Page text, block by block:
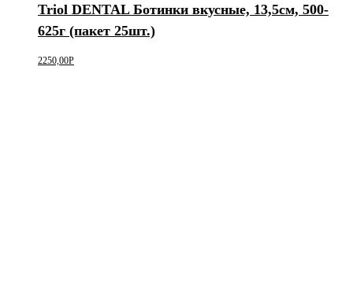
Triol DENTAL Ботинки вкусные, 13,5см, 500-
625г (пакет 25шт.)
2250,00Р